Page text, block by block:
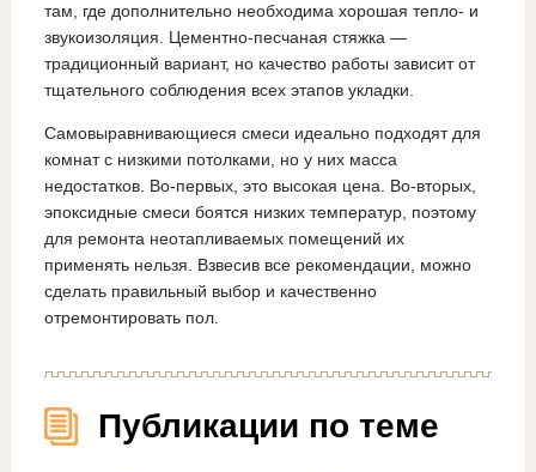
там, где дополнительно необходима хорошая тепло- и
звукоизоляция. Цементно-песчаная стяжка —
традиционный вариант, но качество работы зависит от
тщательного соблюдения всех этапов укладки.
Самовыравнивающиеся смеси идеально подходят для
комнат с низкими потолками, но у них масса
недостатков. Во-первых, это высокая цена. Во-вторых,
эпоксидные смеси боятся низких температур, поэтому
для ремонта неотапливаемых помещений их
применять нельзя. Взвесив все рекомендации, можно
сделать правильный выбор и качественно
отремонтировать пол.
Публикации по теме